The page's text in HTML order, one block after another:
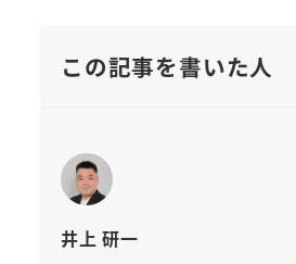
この記事を書いた人
井上 研一